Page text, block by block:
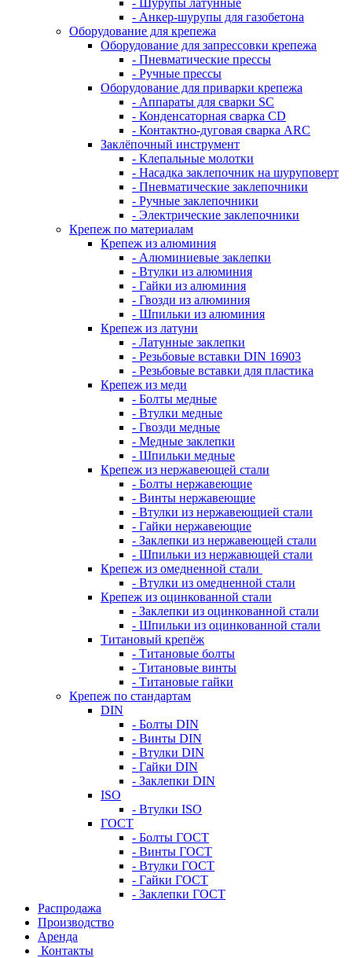
- Шурупы латунные
- Анкер-шурупы для газобетона
Оборудование для крепежа
Оборудование для запрессовки крепежа
- Пневматические прессы
- Ручные прессы
Оборудование для приварки крепежа
- Аппараты для сварки SC
- Конденсаторная сварка CD
- Контактно-дуговая сварка ARC
Заклёпочный инструмент
- Клепальные молотки
- Насадка заклепочник на шуруповерт
- Пневматические заклепочники
- Ручные заклепочники
- Электрические заклепочники
Крепеж по материалам
Крепеж из алюминия
- Алюминиевые заклепки
- Втулки из алюминия
- Гайки из алюминия
- Гвозди из алюминия
- Шпильки из алюминия
Крепеж из латуни
- Латунные заклепки
- Резьбовые вставки DIN 16903
- Резьбовые вставки для пластика
Крепеж из меди
- Болты медные
- Втулки медные
- Гвозди медные
- Медные заклепки
- Шпильки медные
Крепеж из нержавеющей стали
- Болты нержавеющие
- Винты нержавеющие
- Втулки из нержавеющией стали
- Гайки нержавеющие
- Заклепки из нержавеющей стали
- Шпильки из нержавющей стали
Крепеж из омедненной стали
- Втулки из омедненной стали
Крепеж из оцинкованной стали
- Заклепки из оцинкованной стали
- Шпильки из оцинкованной стали
Титановый крепёж
- Титановые болты
- Титановые винты
- Титановые гайки
Крепеж по стандартам
DIN
- Болты DIN
- Винты DIN
- Втулки DIN
- Гайки DIN
- Заклепки DIN
ISO
- Втулки ISO
ГОСТ
- Болты ГОСТ
- Винты ГОСТ
- Втулки ГОСТ
- Гайки ГОСТ
- Заклепки ГОСТ
Распродажа
Производство
Аренда
Контакты